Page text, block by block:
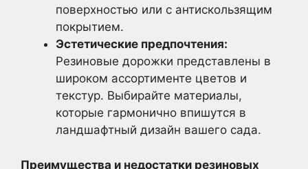
поверхностью или с антискользящим
покрытием.
Эстетические предпочтения:
Резиновые дорожки представлены в
широком ассортименте цветов и
текстур. Выбирайте материалы,
которые гармонично впишутся в
ландшафтный дизайн вашего сада.
Преимущества и недостатки резиновых